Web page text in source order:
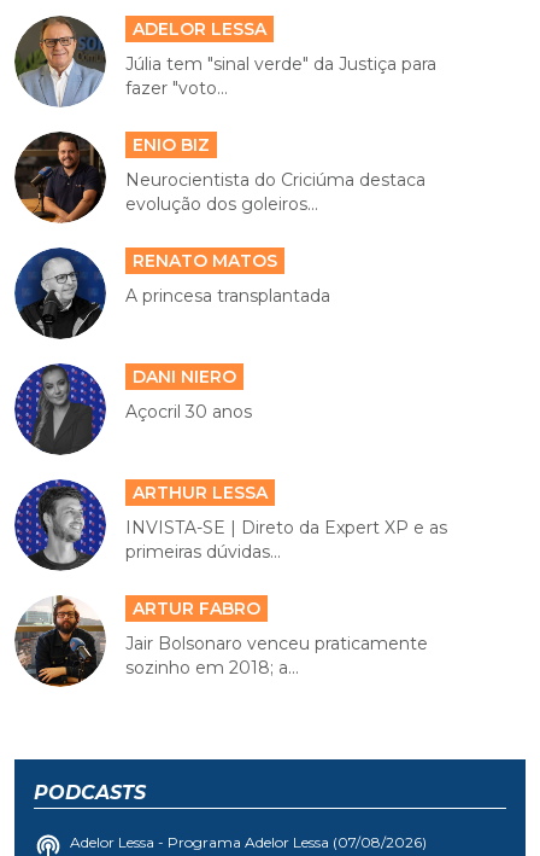
ADELOR LESSA
Júlia tem "sinal verde" da Justiça para
fazer "voto...
ENIO BIZ
Neurocientista do Criciúma destaca
evolução dos goleiros...
RENATO MATOS
A princesa transplantada
DANI NIERO
Açocril 30 anos
ARTHUR LESSA
INVISTA-SE | Direto da Expert XP e as
primeiras dúvidas...
ARTUR FABRO
Jair Bolsonaro venceu praticamente
sozinho em 2018; a...
PODCASTS
Adelor Lessa - Programa Adelor Lessa (07/08/2026)